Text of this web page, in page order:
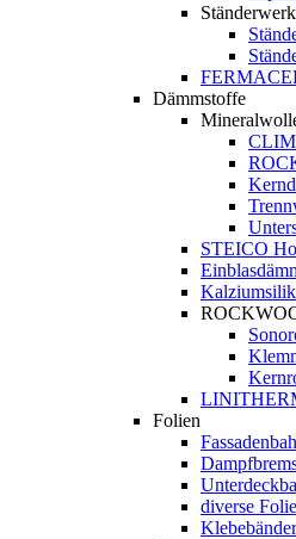
Dämmstoffe
STEICO
Folien
diverse